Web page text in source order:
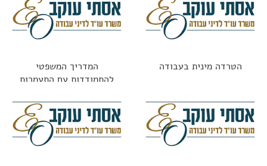
הטרדה מינית בעבודה
המדריך המשפטי
להתמודדות עם התעמרות
לתביעה?